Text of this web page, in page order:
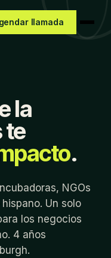
llamada
la
te
.
NGOs
Un solo
los negocios
4 años